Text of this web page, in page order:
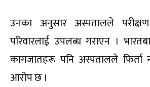
उनका अनुसार अस्पतालले
परिवारलाई उपलब्ध गराएन ।
कागजातहरू पनि अस्पतालले फिर्ता
आरोप छ ।